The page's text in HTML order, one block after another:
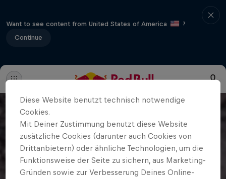
Want to see content from United States of America
?
Continue
Diese Website benutzt technisch notwendige
Cookies.
Mit Deiner Zustimmung benutzt diese Website
zusätzliche Cookies (darunter auch Cookies von
Drittanbietern) oder ähnliche Technologien, um die
Funktionsweise der Seite zu sichern, aus Marketing-
Gründen sowie zur Verbesserung Deines Online-